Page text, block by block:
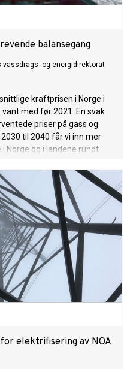
balansegang
vassdrags- og energidirektorat
kraftprisen i Norge i
med før 2021. En svak
priser på gass og
til 2040 får vi inn mer
Norge og i landene rundt
elektrifisering av NOA